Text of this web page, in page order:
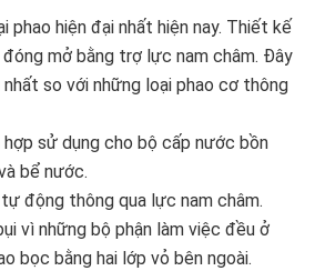
phao hiện đại nhất hiện nay. Thiết kế
mở bằng trợ lực nam châm. Đây
so với những loại phao cơ thông
sử dụng cho bộ cấp nước bồn
bể nước.
động thông qua lực nam châm.
vì những bộ phận làm việc đều ở
bọc bằng hai lớp vỏ bên ngoài.